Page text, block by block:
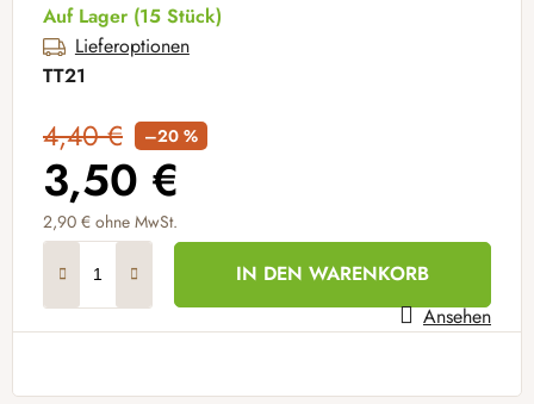
Auf Lager (15 Stück)
Lieferoptionen
TT21
4,40 € –20 %
3,50 €
2,90 € ohne MwSt.
IN DEN WARENKORB
Ansehen